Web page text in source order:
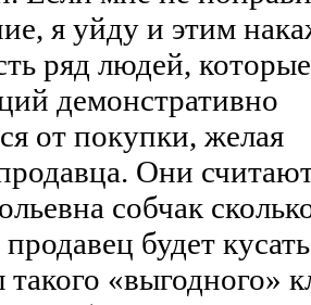
я уйду и этим
ряд людей,
демонстративно
от покупки, желая
Они
собчак
будет
такого «выгодного»